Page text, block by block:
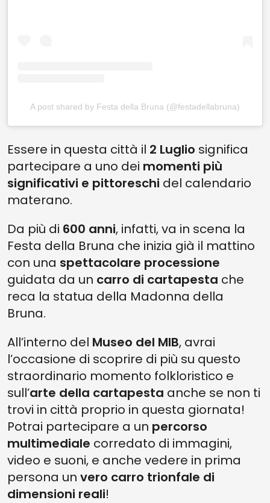
A post shared by Festa della Bruna (@festadellabruna)
Essere in questa città il 2 Luglio significa
partecipare a uno dei momenti più
significativi e pittoreschi del calendario
materano.
Da più di 600 anni, infatti, va in scena la
Festa della Bruna che inizia già il mattino
con una spettacolare processione
guidata da un carro di cartapesta che
reca la statua della Madonna della
Bruna.
All’interno del Museo del MIB, avrai
l’occasione di scoprire di più su questo
straordinario momento folkloristico e
sull’arte della cartapesta anche se non ti
trovi in città proprio in questa giornata!
Potrai partecipare a un percorso
multimediale corredato di immagini,
video e suoni, e anche vedere in prima
persona un vero carro trionfale di
dimensioni reali!